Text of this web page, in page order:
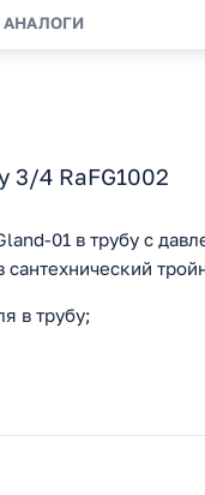
АНАЛОГИ
3/4 RaFG1002
01 в трубу с
в трубу;